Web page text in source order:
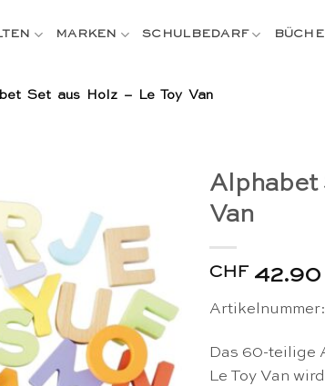
MARKEN SCHULBEDARF
Set aus Holz – Le Toy Van
Alphabet
Van
CHF 42.90
Das 60-teilige
Le Toy Van